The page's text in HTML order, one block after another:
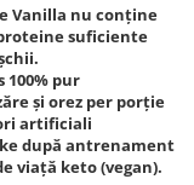
Vanilla nu conține
suficiente
100% pur
și orez per porție
artificiali
după antrenament
viață keto (vegan).